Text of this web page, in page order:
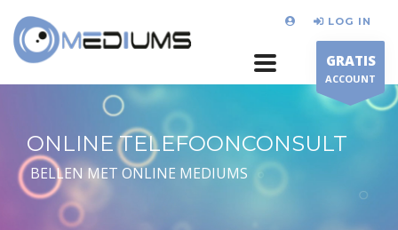
LOG IN
GRATIS
ACCOUNT
ONLINE TELEFOONCONSULT
BELLEN MET ONLINE MEDIUMS